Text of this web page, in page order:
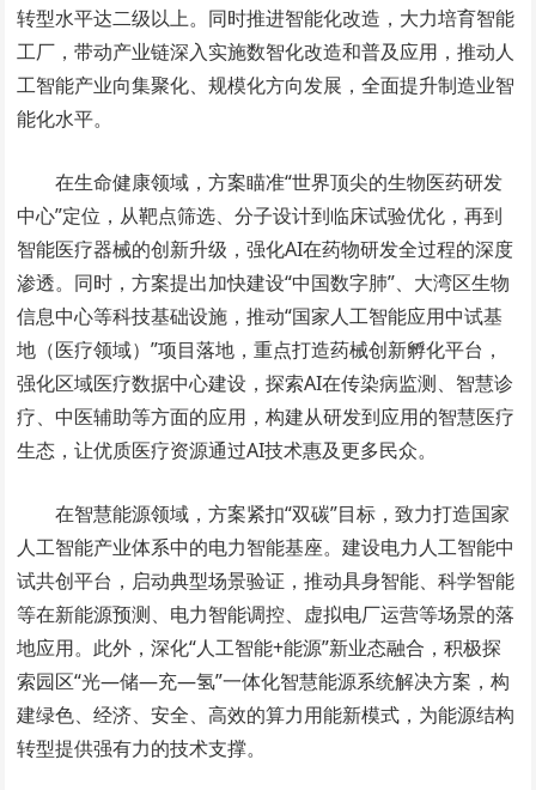
转型水平达二级以上。同时推进智能化改造，大力培育智能
工厂，带动产业链深入实施数智化改造和普及应用，推动人
工智能产业向集聚化、规模化方向发展，全面提升制造业智
能化水平。
在生命健康领域，方案瞄准“世界顶尖的生物医药研发
中心”定位，从靶点筛选、分子设计到临床试验优化，再到
智能医疗器械的创新升级，强化AI在药物研发全过程的深度
渗透。同时，方案提出加快建设“中国数字肺”、大湾区生物
信息中心等科技基础设施，推动“国家人工智能应用中试基
地（医疗领域）”项目落地，重点打造药械创新孵化平台，
强化区域医疗数据中心建设，探索AI在传染病监测、智慧诊
疗、中医辅助等方面的应用，构建从研发到应用的智慧医疗
生态，让优质医疗资源通过AI技术惠及更多民众。
在智慧能源领域，方案紧扣“双碳”目标，致力打造国家
人工智能产业体系中的电力智能基座。建设电力人工智能中
试共创平台，启动典型场景验证，推动具身智能、科学智能
等在新能源预测、电力智能调控、虚拟电厂运营等场景的落
地应用。此外，深化“人工智能+能源”新业态融合，积极探
索园区“光—储—充—氢”一体化智慧能源系统解决方案，构
建绿色、经济、安全、高效的算力用能新模式，为能源结构
转型提供强有力的技术支撑。